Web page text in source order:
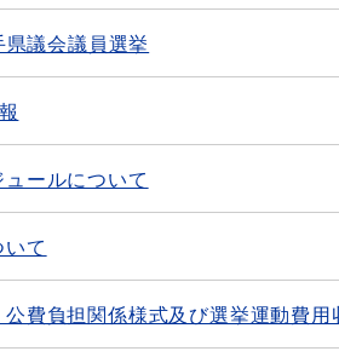
議会議員選挙
ールについて
て
費負担関係様式及び選挙運動費用